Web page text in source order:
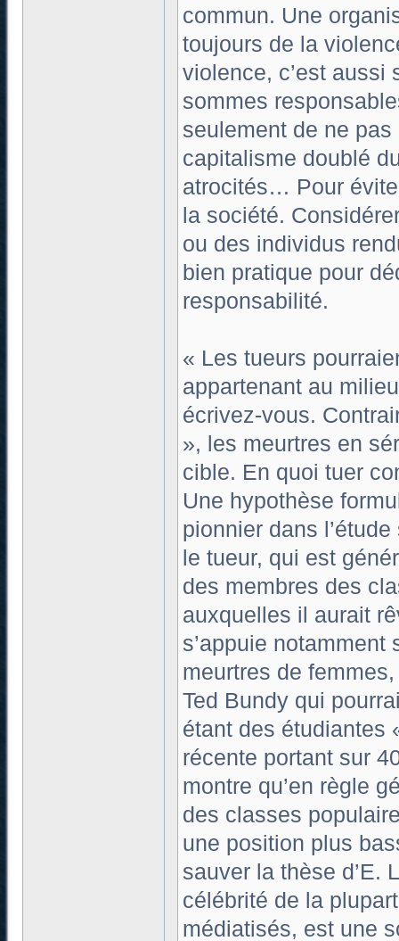
commun. Une
toujours de la
violence, c’est aussi
sommes
seulement de ne
capitalisme doublé
atrocités… Pour
la société.
ou des individus
bien pratique pour
responsabilité.
« Les tueurs
appartenant au
écrivez-vous.
», les meurtres en
cible. En quoi tuer
Une hypothèse
pionnier dans
le tueur, qui est
des membres des
auxquelles il aurait
s’appuie notamment
meurtres de
Ted Bundy qui
étant des étudiantes
récente portant sur
montre qu’en règle
des classes
une position plus
sauver la thèse d’E.
célébrité de la
médiatisés, est une